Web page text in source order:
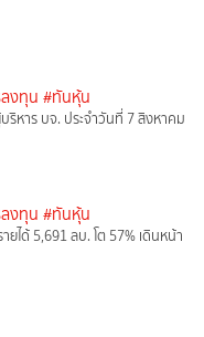
งทุน #ทันหุ้น
หาร บจ. ประจำวันที่ 7 สิงหาคม
งทุน #ทันหุ้น
ยได้ 5,691 ลบ. โต 57% เดินหน้า